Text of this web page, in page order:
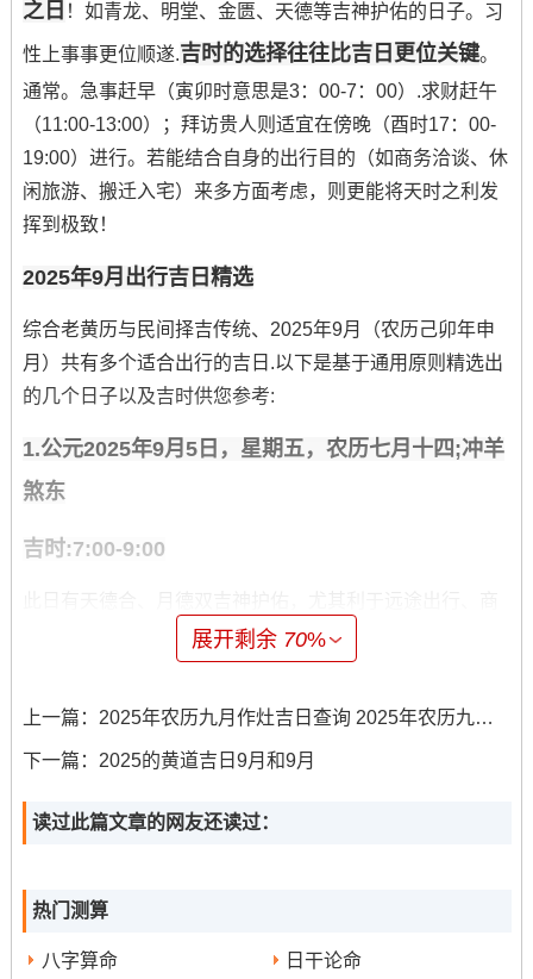
之日 ！如青龙、明堂、金匮、天德等吉神护佑的日子。习
性上事事更位顺遂.吉时的选择往往比吉日更位关键。
通常。急事赶早（寅卯时意思是3：00-7：00）.求财赶午
（11:00-13:00）；拜访贵人则适宜在傍晚（酉时17：00-
19:00）进行。若能结合自身的出行目的（如商务洽谈、休
闲旅游、搬迁入宅）来多方面考虑，则更能将天时之利发
挥到极致！
2025年9月出行吉日精选
综合老黄历与民间择吉传统、2025年9月（农历己卯年申
月）共有多个适合出行的吉日.以下是基于通用原则精选出
的几个日子以及吉时供您参考:
1.公元2025年9月5日，星期五，农历七月十四;冲羊
煞东
吉时:7:00-9:00
务洽谈。属马、羊的人士若于此日出门谈生意 -易得贵人暗
助...但需注意避开东方煞位 -车上挂铜铃铛有助挡煞。
2.公元2025年9月12日，星期五，农历七月廿一、冲
虎煞南
此日太乙星显灵、利于签约、立券、搬家等事宜。但属虎
的人士需谨慎 -且应尽量减少向南行进。
展开剩余 70%
上一篇： 2025年农历九月作灶吉日查询 2025年农历九月作灶最好吉日是哪一天
下一篇： 2025的黄道吉日9月和9月
读过此篇文章的网友还读过：
热门测算
八字算命
日干论命